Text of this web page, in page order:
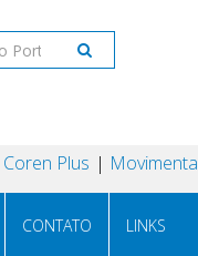
Coren Plus Movimenta
CONTATO LINKS